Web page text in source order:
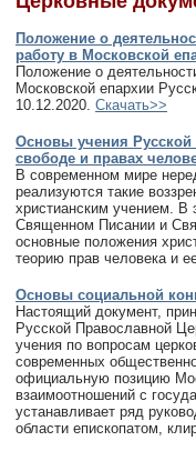
Положение о
работу в Московской
Положение о
Московской епархии
10.12.2020. Скачать>>
Основы учения Русской
свободе и правах
В современном мире
реализуются такие
христианским учением. В
Священном Писании и
основные положения
теорию прав человека и
Основы социальной
Настоящий документ,
Русской Православной
учения по вопросам
современных
официальную позицию
взаимоотношений с
устанавливает ряд
области епископатом,